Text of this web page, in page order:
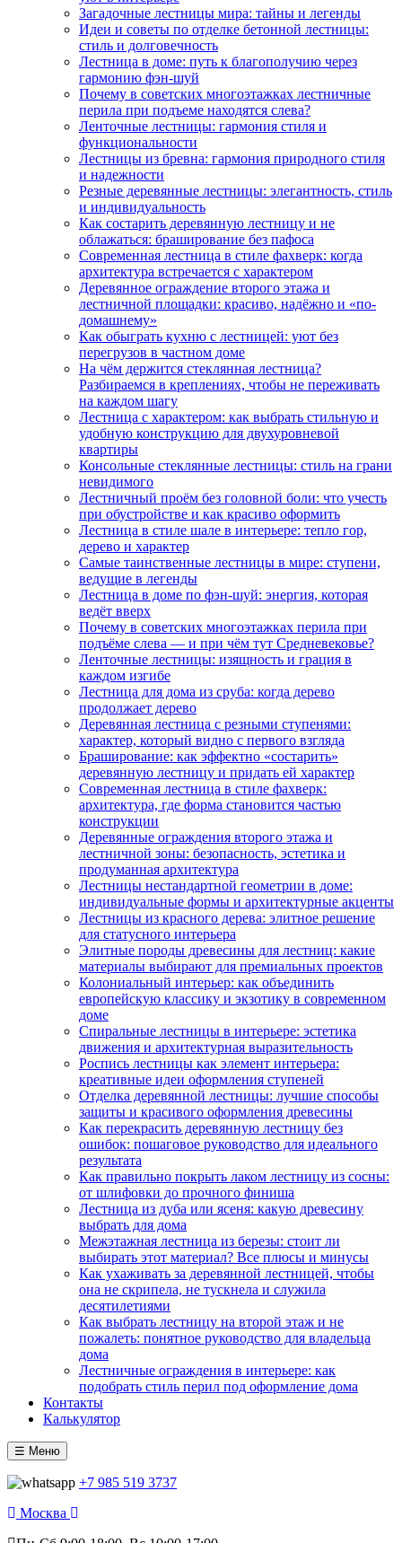
Загадочные лестницы мира: тайны и легенды
Идеи и советы по отделке бетонной лестницы:
стиль и долговечность
Лестница в доме: путь к благополучию через
гармонию фэн-шуй
Почему в советских многоэтажках лестничные
перила при подъеме находятся слева?
Ленточные лестницы: гармония стиля и
функциональности
Лестницы из бревна: гармония природного стиля
и надежности
Резные деревянные лестницы: элегантность, стиль
и индивидуальность
Как состарить деревянную лестницу и не
облажаться: браширование без пафоса
Современная лестница в стиле фахверк: когда
архитектура встречается с характером
Деревянное ограждение второго этажа и
лестничной площадки: красиво, надёжно и «по-
домашнему»
Как обыграть кухню с лестницей: уют без
перегрузов в частном доме
На чём держится стеклянная лестница?
Разбираемся в креплениях, чтобы не переживать
на каждом шагу
Лестница с характером: как выбрать стильную и
удобную конструкцию для двухуровневой
квартиры
Консольные стеклянные лестницы: стиль на грани
невидимого
Лестничный проём без головной боли: что учесть
при обустройстве и как красиво оформить
Лестница в стиле шале в интерьере: тепло гор,
дерево и характер
Самые таинственные лестницы в мире: ступени,
ведущие в легенды
Лестница в доме по фэн-шуй: энергия, которая
ведёт вверх
Почему в советских многоэтажках перила при
подъёме слева — и при чём тут Средневековье?
Ленточные лестницы: изящность и грация в
каждом изгибе
Лестница для дома из сруба: когда дерево
продолжает дерево
Деревянная лестница с резными ступенями:
характер, который видно с первого взгляда
Браширование: как эффектно «состарить»
деревянную лестницу и придать ей характер
Современная лестница в стиле фахверк:
архитектура, где форма становится частью
конструкции
Деревянные ограждения второго этажа и
лестничной зоны: безопасность, эстетика и
продуманная архитектура
Лестницы нестандартной геометрии в доме:
индивидуальные формы и архитектурные акценты
Лестницы из красного дерева: элитное решение
для статусного интерьера
Элитные породы древесины для лестниц: какие
материалы выбирают для премиальных проектов
Колониальный интерьер: как объединить
европейскую классику и экзотику в современном
доме
Спиральные лестницы в интерьере: эстетика
движения и архитектурная выразительность
Роспись лестницы как элемент интерьера:
креативные идеи оформления ступеней
Отделка деревянной лестницы: лучшие способы
защиты и красивого оформления древесины
Как перекрасить деревянную лестницу без
ошибок: пошаговое руководство для идеального
результата
Как правильно покрыть лаком лестницу из сосны:
от шлифовки до прочного финиша
Лестница из дуба или ясеня: какую древесину
выбрать для дома
Межэтажная лестница из березы: стоит ли
выбирать этот материал? Все плюсы и минусы
Как ухаживать за деревянной лестницей, чтобы
она не скрипела, не тускнела и служила
десятилетиями
Как выбрать лестницу на второй этаж и не
пожалеть: понятное руководство для владельца
дома
Лестничные ограждения в интерьере: как
подобрать стиль перил под оформление дома
Контакты
Калькулятор
☰ Меню
+7 985 519 3737
Москва